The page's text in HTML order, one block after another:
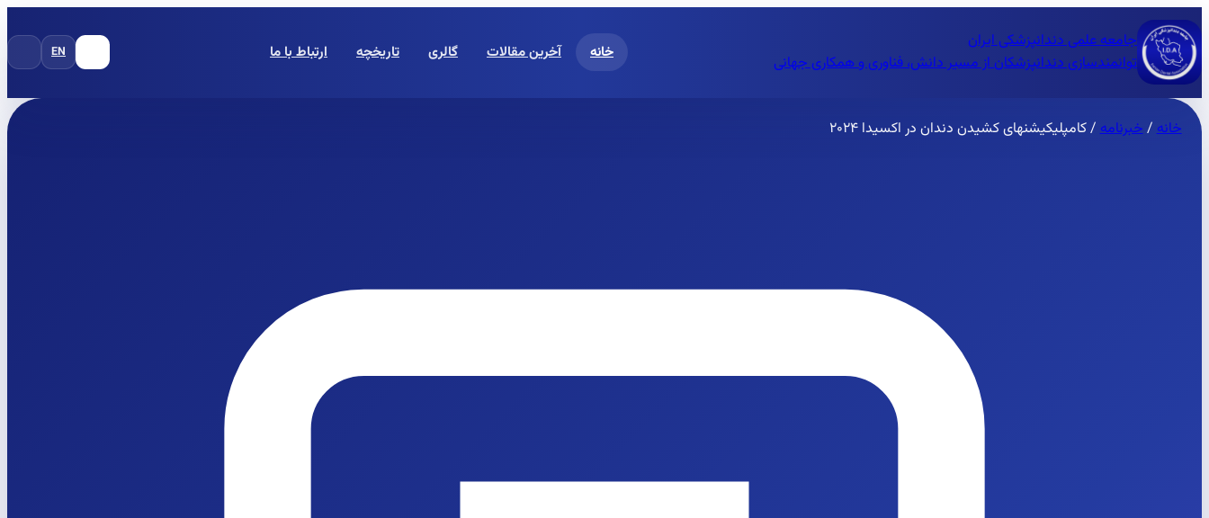
جامعه علمی دندانپزشکی ایران
توانمندسازی دندانپزشکان از مسیر دانش، فناوری و همکاری جهانی
خانه آخرین مقالات گالری تاریخچه ارتباط با ما EN
خانه/خبرنامه/کامپلیکیشنهای کشیدن دندان در اکسیدا ۲۰۲۴